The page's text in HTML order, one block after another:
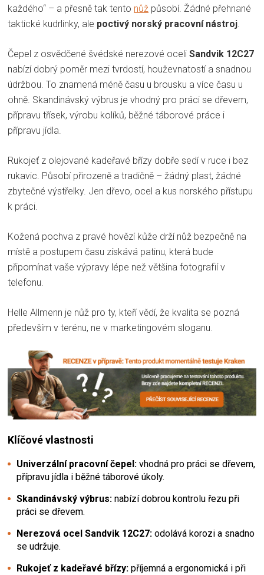
každého“ – a přesně tak tento nůž působí. Žádné přehnané
taktické kudrlinky, ale poctivý norský pracovní nástroj.
Čepel z osvědčené švédské nerezové oceli Sandvik 12C27
nabízí dobrý poměr mezi tvrdostí, houževnatostí a snadnou
údržbou. To znamená méně času u brousku a více času u
ohně. Skandinávský výbrus je vhodný pro práci se dřevem,
přípravu třísek, výrobu kolíků, běžné táborové práce i
přípravu jídla.
Rukojeť z olejované kadeřavé břízy dobře sedí v ruce i bez
rukavic. Působí přirozeně a tradičně – žádný plast, žádné
zbytečné výstřelky. Jen dřevo, ocel a kus norského přístupu
k práci.
Kožená pochva z pravé hovězí kůže drží nůž bezpečně na
místě a postupem času získává patinu, která bude
připomínat vaše výpravy lépe než většina fotografií v
telefonu.
Helle Allmenn je nůž pro ty, kteří vědí, že kvalita se pozná
především v terénu, ne v marketingovém sloganu.
Klíčové vlastnosti
Univerzální pracovní čepel: vhodná pro práci se dřevem,
přípravu jídla i běžné táborové úkoly.
Skandinávský výbrus: nabízí dobrou kontrolu řezu při
práci se dřevem.
Nerezová ocel Sandvik 12C27: odolává korozi a snadno
se udržuje.
Rukojeť z kadeřavé břízy: příjemná a ergonomická i při